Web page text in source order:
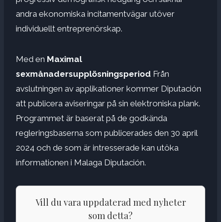
andra ekonomiska incitamentvägar utöver
individuellt entreprenörskap.
Med en Maximal
sexmånadersupplösningsperiod Från
avslutningen av applikationer kommer Diputación
att publicera aviseringar på sin elektroniska plank.
Programmet är baserat på de godkända
regleringsbaserna som publicerades den 30 april
2024 och de som är intresserade kan utöka
informationen i Malaga Diputación.
Vill du vara uppdaterad med nyheter
som detta?